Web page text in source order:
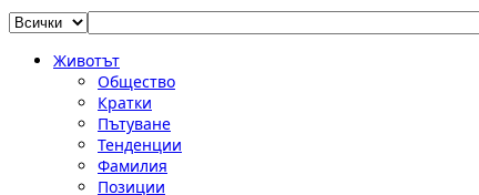
Животът
Общество
Кратки
Пътуване
Тенденции
Фамилия
Позиции